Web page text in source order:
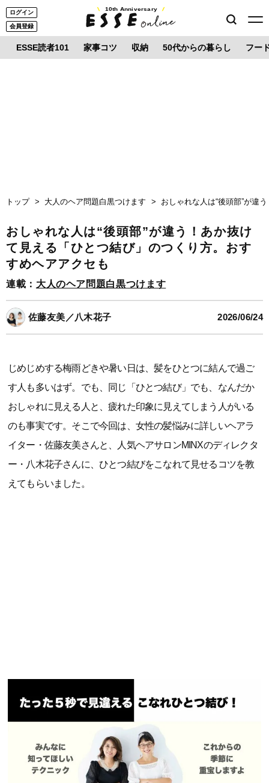
ログイン
会員登録
10th Anniversary
ESSE読者101 家事コツ 収納 50代からの暮らし フー
トップ 大人のヘア問題白黒つけます おしゃれな人は“後頭部”が違
おしゃれな人は“後頭部”が違う！あか抜け
て見える「ひとつ結び」のつくり方。おす
すめヘアアクセも
連載： 大人のヘア問題白黒つけます
佐藤友美／八木花子 2026/06/24
じめじめする梅雨どきや暑い日は、髪をひとつに結んで過ご
す人も多いはず。でも、同じ「ひとつ結び」でも、なんだか
おしゃれに見える人と、疲れた印象に見えてしまう人がいる
のも事実です。そこで今回は、女性の髪悩みに詳しいヘアラ
イター・佐藤友美さんと、人気ヘアサロンMINXのディレクタ
ー・八木花子さんに、ひとつ結びをこなれて見せるコツを教
えてもらいました。